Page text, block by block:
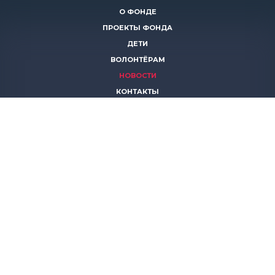
О ФОНДЕ
ПРОЕКТЫ ФОНДА
ДЕТИ
ВОЛОНТЁРАМ
НОВОСТИ
КОНТАКТЫ